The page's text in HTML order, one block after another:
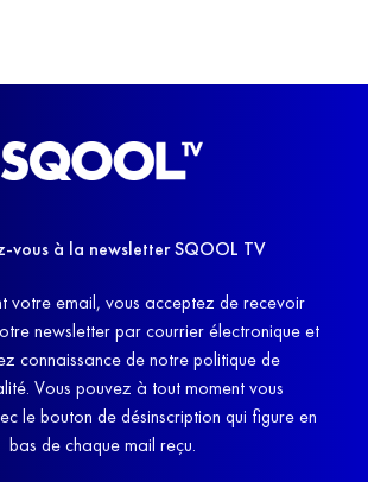
vous à la newsletter SQOOL TV
votre email, vous acceptez de recevoir
newsletter par courrier électronique et
connaissance de notre politique de
Vous pouvez à tout moment vous
le bouton de désinscription qui figure en
bas de chaque mail reçu.